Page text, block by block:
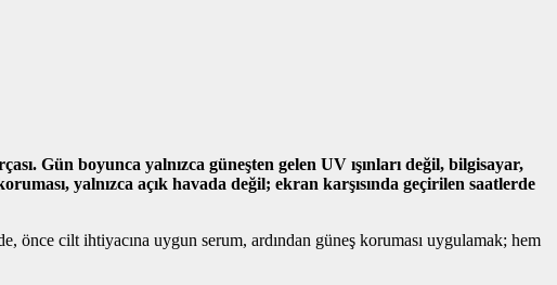
Gün boyunca yalnızca güneşten gelen UV ışınları değil, bilgisayar,
yalnızca açık havada değil; ekran karşısında geçirilen saatlerde
önce cilt ihtiyacına uygun serum, ardından güneş koruması uygulamak; hem